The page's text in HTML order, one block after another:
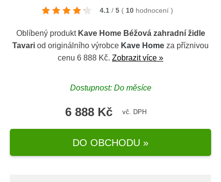
4.1 / 5 ( 10 hodnocení )
Oblíbený produkt Kave Home Béžová zahradní židle
Tavari od originálního výrobce Kave Home za příznivou
cenu 6 888 Kč. Zobrazit více »
Dostupnost: Do měsíce
6 888 Kč vč. DPH
DO OBCHODU »